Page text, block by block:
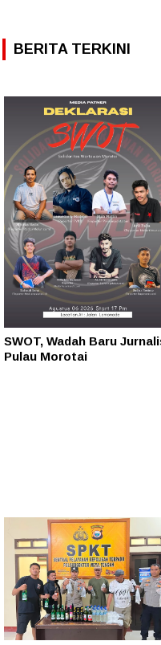
BERITA TERKINI
SWOT, Wadah Baru
Pulau Morotai